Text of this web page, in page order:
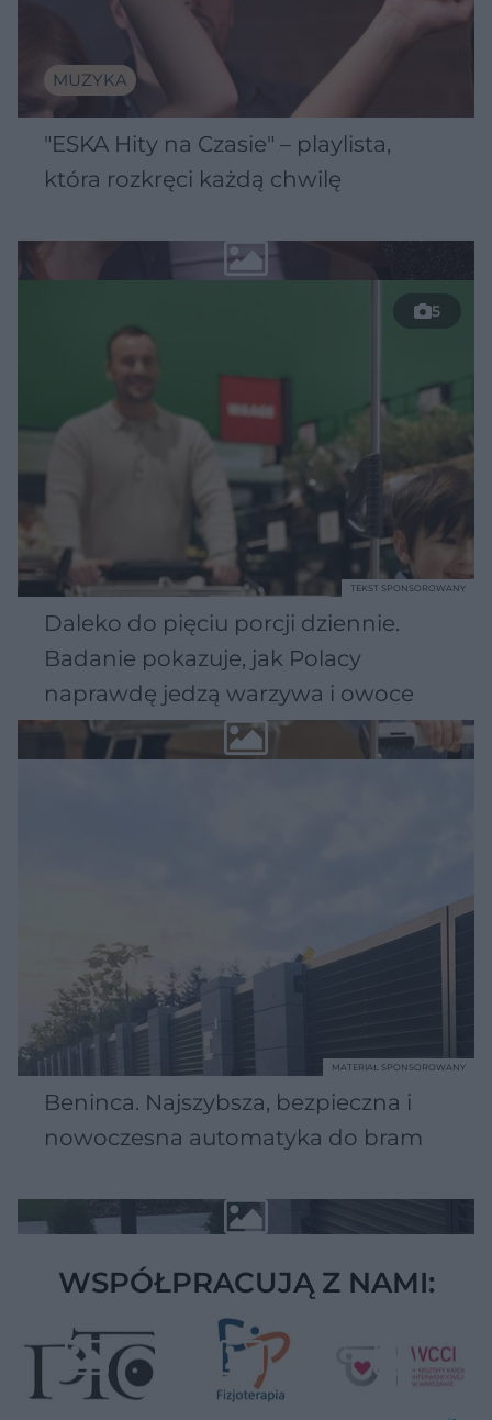
MUZYKA
"ESKA Hity na Czasie" – playlista,
która rozkręci każdą chwilę
5
Daleko do pięciu porcji dziennie.
Badanie pokazuje, jak Polacy
naprawdę jedzą warzywa i owoce
TEKST SPONSOROWANY
Beninca. Najszybsza, bezpieczna i
nowoczesna automatyka do bram
MATERIAŁ SPONSOROWANY
WSPÓŁPRACUJĄ Z NAMI: